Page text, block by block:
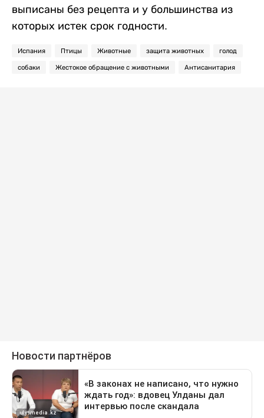
выписаны без рецепта и у большинства из
которых истек срок годности.
Испания Птицы Животные защита животных голод
собаки Жестокое обращение с животными Антисанитария